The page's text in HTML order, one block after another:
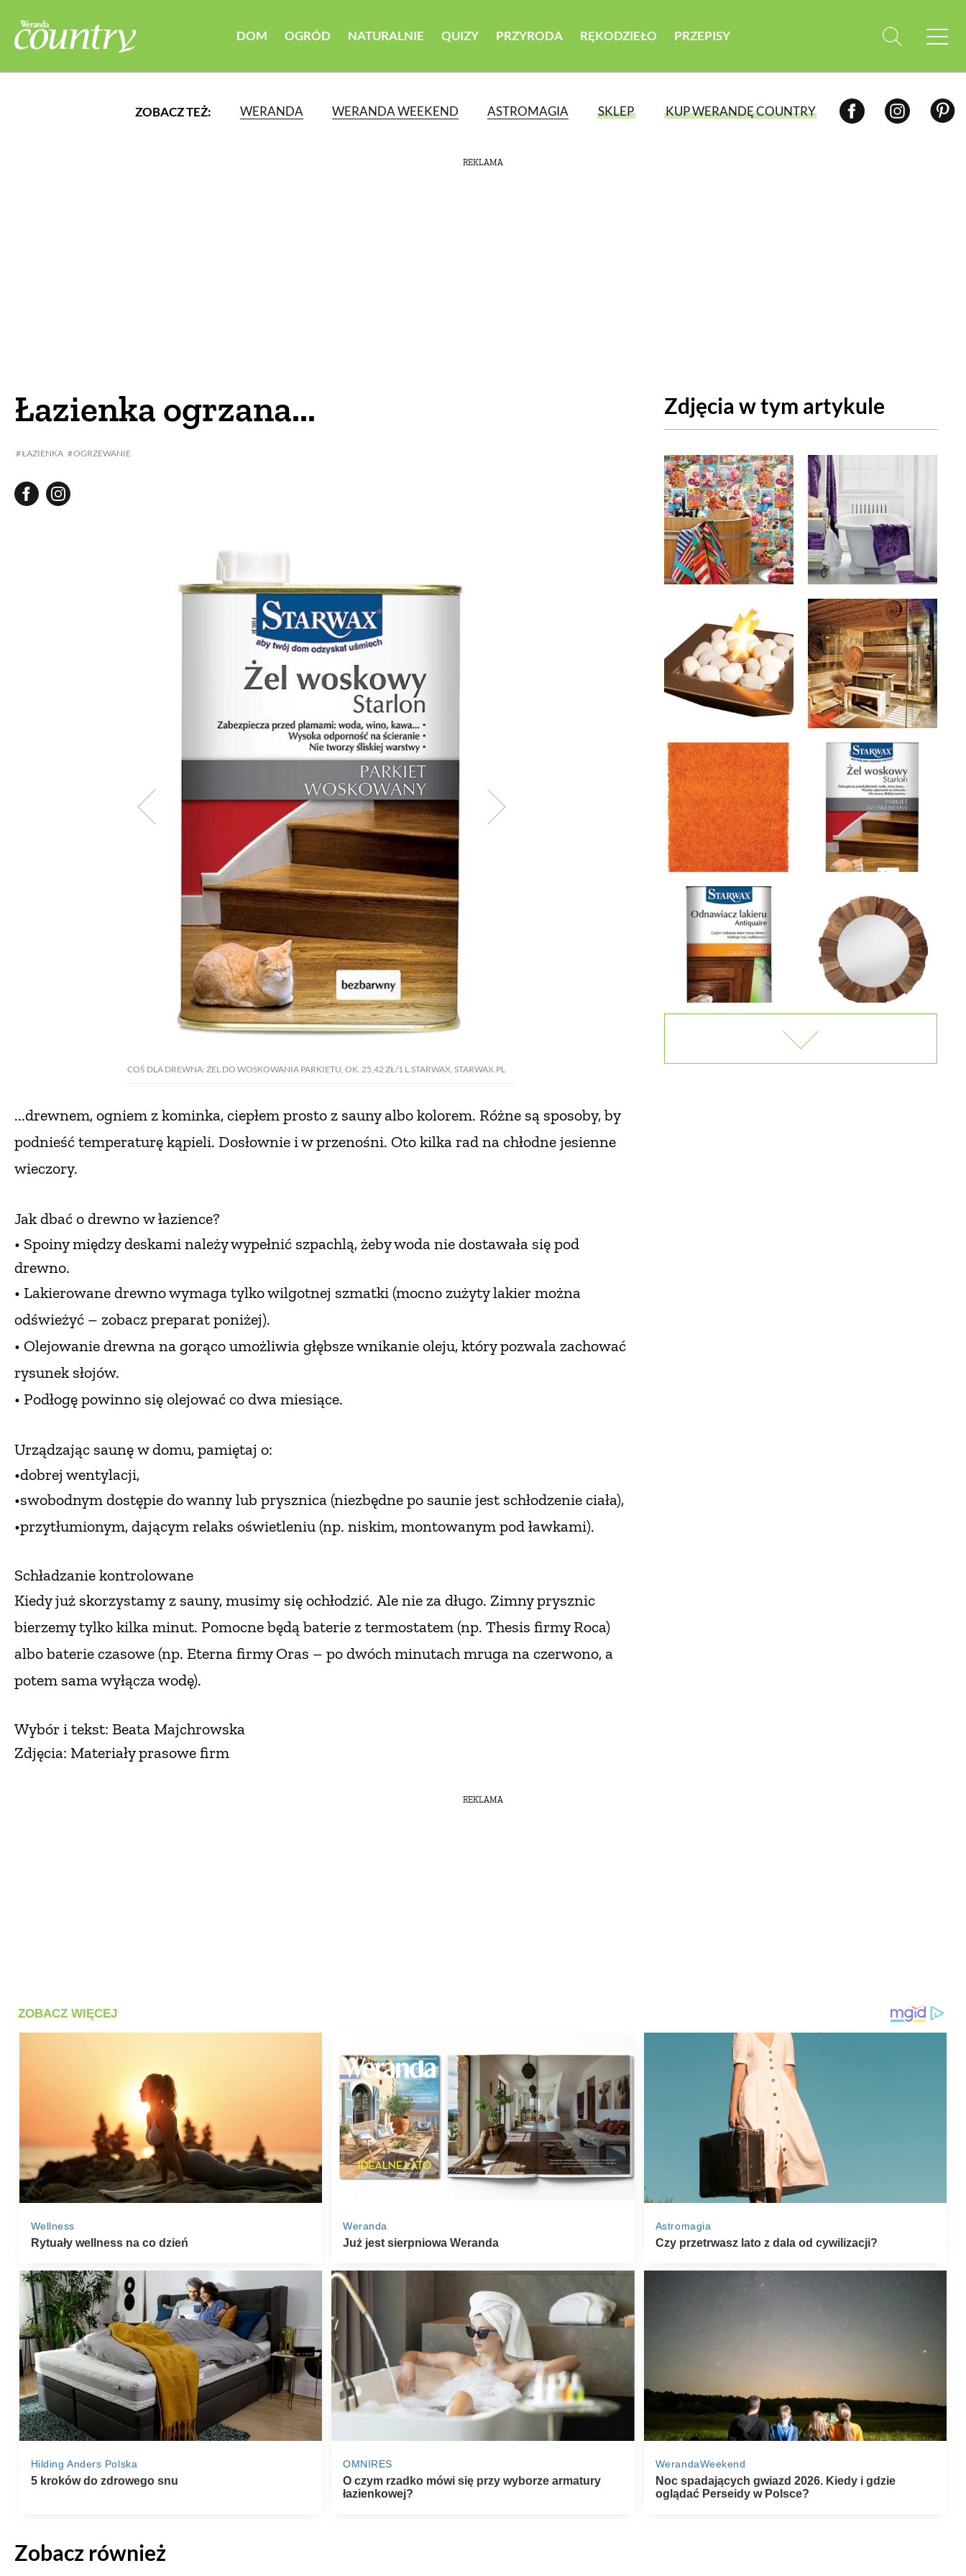
DOM OGRÓD NATURALNIE QUIZY PRZYRODA RĘKODZIEŁO PRZEPISY
ZOBACZ TEŻ: WERANDA WERANDA WEEKEND ASTROMAGIA SKLEP KUP WERANDĘ COUNTRY
REKLAMA
Łazienka ogrzana...
ŁAZIENKA OGRZEWANIE
COŚ DLA DREWNA: ŻEL DO WOSKOWANIA PARKIETU, OK. 25,42 ZŁ/1 L.STARWAX, STARWAX.PL
Zdjęcia w tym artykule
...drewnem, ogniem z kominka, ciepłem prostoz sauny albo kolorem. Różne są sposoby, by
podnieśćtemperaturę kąpieli. Dosłownie i w przenośni. Oto kilka rad na chłodne jesienne
wieczory.
Jak dbać o drewnow łazience?
• Spoiny między deskami należy wypełnić szpachlą, żeby woda nie dostawała się pod
drewno.
• Lakierowanedrewno wymaga tylko wilgotnej szmatki (mocno zużyty lakier można
odświeżyć – zobacz preparat poniżej).
• Olejowanie drewnana gorąco umożliwia głębsze wnikanieoleju, który pozwala zachować
rysunek słojów.
• Podłogę powinno się olejować co dwa miesiące.
Urządzając saunęw domu, pamiętaj o:
•dobrej wentylacji,
•swobodnym dostępie do wannylub prysznica (niezbędnepo saunie jest schłodzenie ciała),
•przytłumionym, dającym relaks oświetleniu(np. niskim, montowanympod ławkami).
Schładzanie kontrolowane
Kiedy już skorzystamyz sauny, musimy się ochłodzić. Ale nie za długo. Zimny prysznic
bierzemy tylko kilka minut. Pomocne będą bateriez termostatem(np. Thesis firmy Roca)
albo baterie czasowe (np. Eterna firmy Oras – po dwóch minutach mruga na czerwono, a
potem sama wyłącza wodę).
Wybór i tekst: Beata Majchrowska
Zdjęcia: Materiały prasowe firm
REKLAMA
Zobacz również
PROJEKTOWANIE OGRODU NATURALNA APTECZKA
ZWIERZĘTA DOMOWE
RĘKODZIEŁO RZEMIOSŁO
PRZYSTAWKI ZUPY
DANIA GŁÓWNE PRZETWORY INNE